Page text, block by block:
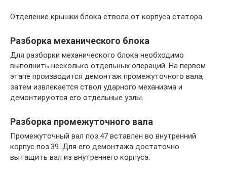
Отделение крышки блока ствола от корпуса статора
Разборка механического блока
Для разборки механического блока необходимо
выполнить несколько отдельных операций. На первом
этапе производится демонтаж промежуточного вала,
затем извлекается ствол ударного механизма и
демонтируются его отдельные узлы.
Разборка промежуточного вала
Промежуточный вал поз.47 вставлен во внутренний
корпус поз.39. Для его демонтажа достаточно
вытащить вал из внутреннего корпуса.